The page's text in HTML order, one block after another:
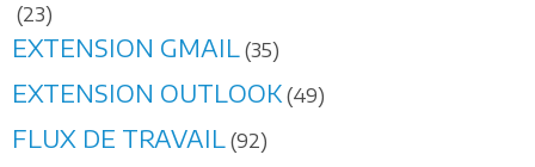
(23)
EXTENSION GMAIL (35)
EXTENSION OUTLOOK (49)
FLUX DE TRAVAIL (92)